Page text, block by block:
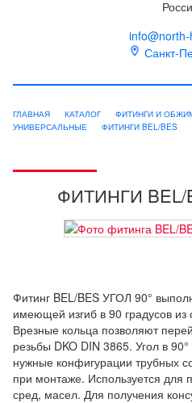
Санкт-
ГЛАВНАЯ КАТАЛОГ
ФИТИНГИ И
УНИВЕРСАЛЬНЫЕ
ФИТИНГИ BEL/BES
ФИТИНГИ BEL/
Фитинг BEL/BES УГОЛ 90°
имеющей изгиб в 90 градусов из
Врезные кольца позволяют
резьбы DKO DIN 3865. Угол в
нужные конфигурации трубных
при монтаже. Используется для
сред, масел. Для получения